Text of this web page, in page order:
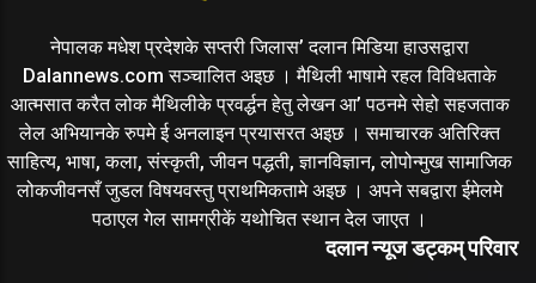
नेपालक मधेश प्रदेशके सप्तरी जिलास’ दलान मिडिया हाउसद्वारा
Dalannews.com सञ्चालित अइछ । मैथिली भाषामे रहल विविधताके
आत्मसात करैत लोक मैथिलीके प्रवर्द्धन हेतु लेखन आ’ पठनमे सेहो सहजताक
लेल अभियानके रुपमे ई अनलाइन प्रयासरत अइछ । समाचारक अतिरिक्त
साहित्य, भाषा, कला, संस्कृती, जीवन पद्धती, ज्ञानविज्ञान, लोपोन्मुख सामाजिक
लोकजीवनसँ जुडल विषयवस्तु प्राथमिकतामे अइछ । अपने सबद्वारा ईमेलमे
पठाएल गेल सामग्रीकें यथोचित स्थान देल जाएत ।
दलान न्यूज डट्कम् परिवार